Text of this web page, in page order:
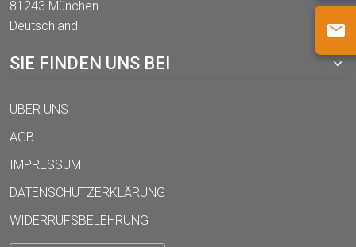
81243 München
Deutschland
SIE FINDEN UNS BEI
ÜBER UNS
AGB
IMPRESSUM
DATENSCHUTZERKLÄRUNG
WIDERRUFSBELEHRUNG